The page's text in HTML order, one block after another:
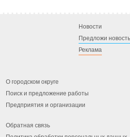
Новости
Предложи новость
Реклама
О городском округе
Поиск и предложение работы
Предприятия и организации
Обратная связь